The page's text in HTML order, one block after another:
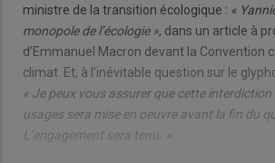
ministre de la transition écologique : «
monopole de l’écologie », dans un article à
d’Emmanuel Macron devant la Convention
climat. Et, à l’inévitable question sur le
« Je peux vous assurer que cette
usages sera mise en oeuvre avant la fin du
L’engagement sera tenu. »